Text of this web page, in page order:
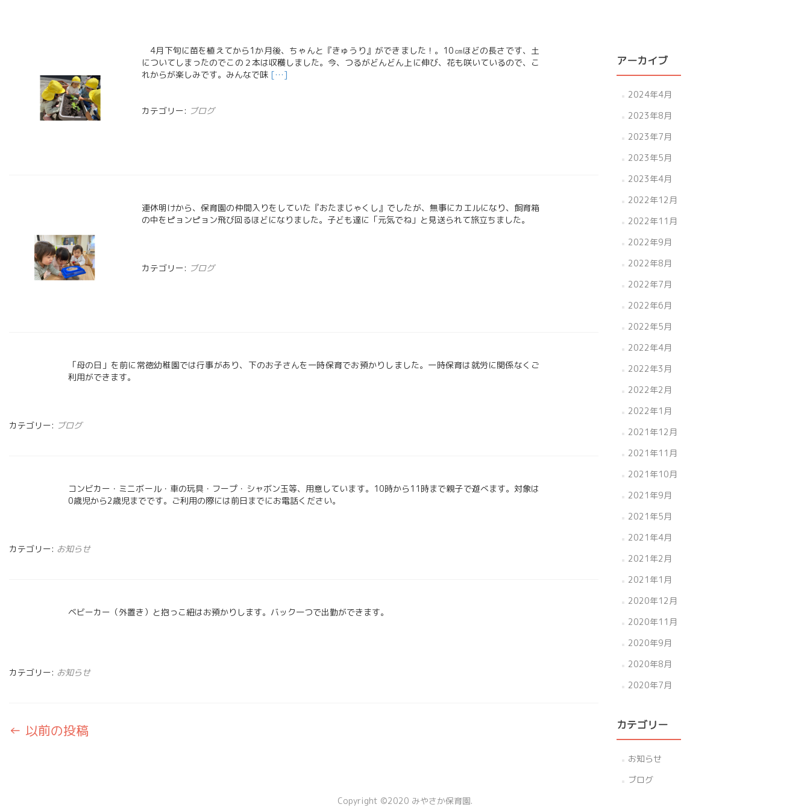
4月下旬に苗を植えてから1か月後、ちゃんと『きゅうり』ができました！。10㎝ほどの長さです、土
についてしまったのでこの２本は収穫しました。今、つるがどんどん上に伸び、花も咲いているので、こ
れからが楽しみです。みんなで味 Read
[…]
カテゴリー: ブログ
連休明けから、保育園の仲間入りをしていた『おたまじゃくし』でしたが、無事にカエルになり、飼育箱
の中をピョンピョン飛び回るほどになりました。子ども達に「元気でね」と見送られて旅立ちました。
カテゴリー: ブログ
「母の日」を前に常徳幼稚園では行事があり、下のお子さんを一時保育でお預かりしました。一時保育は就労に関係なくご
利用ができます。
カテゴリー: ブログ
コンビカー・ミニボール・車の玩具・フープ・シャボン玉等、用意しています。10時から11時まで親子で遊べます。対象は
0歳児から2歳児までです。ご利用の際には前日までにお電話ください。
カテゴリー: お知らせ
ベビーカー（外置き）と抱っこ紐はお預かりします。バック一つで出勤ができます。
カテゴリー: お知らせ
← 以前の投稿
アーカイブ
2024年4月
2023年8月
2023年7月
2023年5月
2023年4月
2022年12月
2022年11月
2022年9月
2022年8月
2022年7月
2022年6月
2022年5月
2022年4月
2022年3月
2022年2月
2022年1月
2021年12月
2021年11月
2021年10月
2021年9月
2021年5月
2021年4月
2021年2月
2021年1月
2020年12月
2020年11月
2020年9月
2020年8月
2020年7月
カテゴリー
お知らせ
ブログ
Copyright ©2020 みやさか保育園.